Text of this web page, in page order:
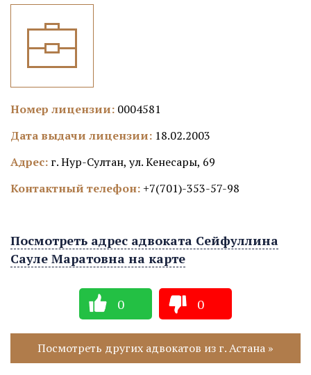
Номер лицензии: 0004581
Дата выдачи лицензии: 18.02.2003
Адрес: г. Нур-Султан, ул. Кенесары, 69
Контактный телефон: +7(701)-353-57-98
Посмотреть адрес адвоката Сейфуллина
Сауле Маратовна на карте
0 0
Посмотреть других адвокатов из г. Астана »